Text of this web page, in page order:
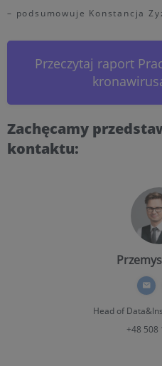
– podsumowuje Konstancja
Przeczytaj raport
Zachęcamy
kontaktu:
Head of
+48 508